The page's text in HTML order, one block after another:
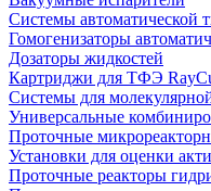
Системы автоматической
Гомогенизаторы
Дозаторы жидкостей
Картриджи для ТФЭ
Системы для
Универсальные
Проточные
Установки для оценки
Проточные реакторы